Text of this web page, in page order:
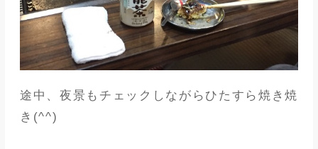
途中、夜景もチェックしながらひたすら焼き焼
き(^^)